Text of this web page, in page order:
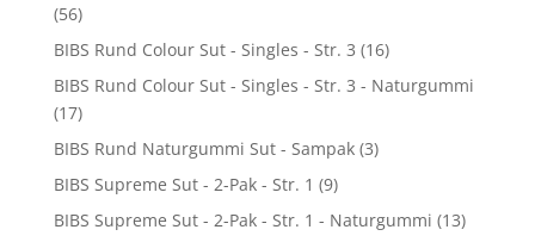
(56)
BIBS Rund Colour Sut - Singles - Str. 3 (16)
BIBS Rund Colour Sut - Singles - Str. 3 - Naturgummi
(17)
BIBS Rund Naturgummi Sut - Sampak (3)
BIBS Supreme Sut - 2-Pak - Str. 1 (9)
BIBS Supreme Sut - 2-Pak - Str. 1 - Naturgummi (13)